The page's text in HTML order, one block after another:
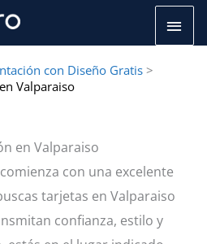
con Diseño Gratis
Valparaiso
en Valparaiso
con una excelente
tarjetas en Valparaiso
confianza, estilo y